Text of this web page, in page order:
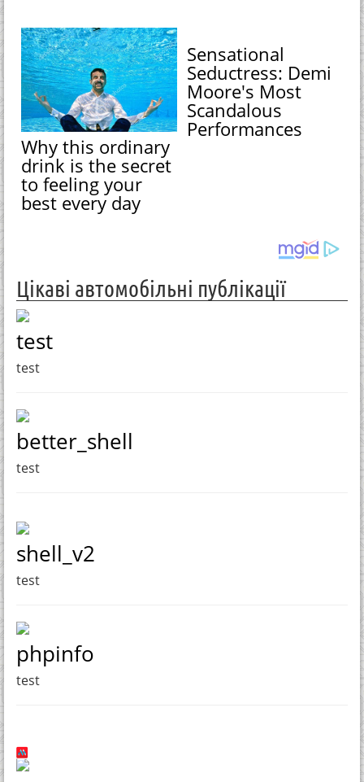
Why this ordinary
drink is the secret
to feeling your
best every day
Sensational
Seductress: Demi
Moore's Most
Scandalous
Performances
Цікаві автомобільні публікації
test
test
better_shell
test
shell_v2
test
phpinfo
test